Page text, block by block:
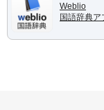
Weblio
国語辞典ア